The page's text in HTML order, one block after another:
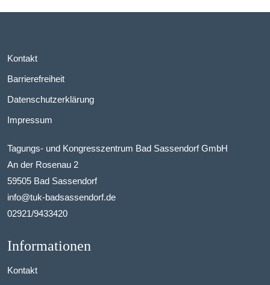
Kontakt
Barrierefreiheit
Datenschutzerklärung
Impressum
Tagungs- und Kongresszentrum Bad Sassendorf GmbH
An der Rosenau 2
59505 Bad Sassendorf
info@tuk-badsassendorf.de
02921/9433420
Informationen
Kontakt